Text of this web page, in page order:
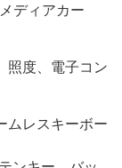
ディアカー
照度、電子コン
ムレスキーボー